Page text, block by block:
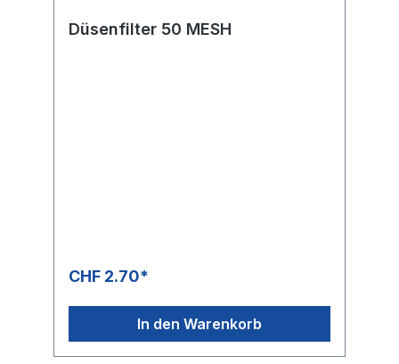
Düsenfilter 50 MESH
CHF 2.70*
In den Warenkorb